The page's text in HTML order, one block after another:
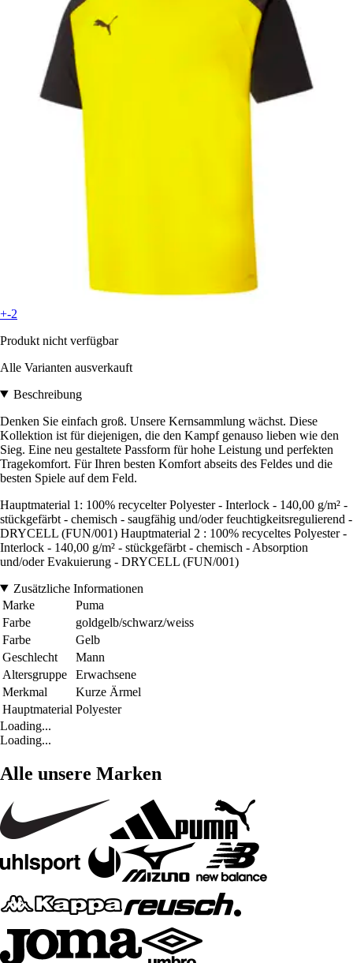
+-2
Produkt nicht verfügbar
Alle Varianten ausverkauft
Beschreibung
Denken Sie einfach groß. Unsere Kernsammlung wächst. Diese
Kollektion ist für diejenigen, die den Kampf genauso lieben wie den
Sieg. Eine neu gestaltete Passform für hohe Leistung und perfekten
Tragekomfort. Für Ihren besten Komfort abseits des Feldes und die
besten Spiele auf dem Feld.
Hauptmaterial 1: 100% recycelter Polyester - Interlock - 140,00 g/m² -
stückgefärbt - chemisch - saugfähig und/oder feuchtigkeitsregulierend -
DRYCELL (FUN/001) Hauptmaterial 2 : 100% recyceltes Polyester -
Interlock - 140,00 g/m² - stückgefärbt - chemisch - Absorption
und/oder Evakuierung - DRYCELL (FUN/001)
Zusätzliche Informationen
Marke
Puma
Farbe
goldgelb/schwarz/weiss
Farbe
Gelb
Geschlecht
Mann
Altersgruppe
Erwachsene
Merkmal
Kurze Ärmel
Hauptmaterial Polyester
Loading...
Loading...
Alle unsere Marken